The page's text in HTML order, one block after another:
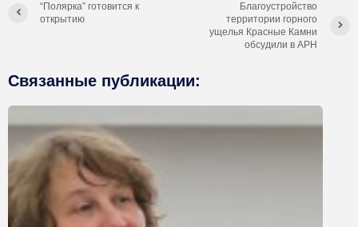
“Полярка” готовится к
открытию
Благоустройство
территории горного
ущелья Красные Камни
обсудили в АРН
Связанные публикации: